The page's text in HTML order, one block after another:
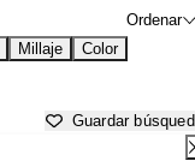
Ordenar
Millaje Color
Guardar